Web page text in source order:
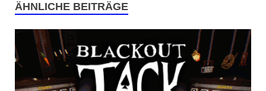
ÄHNLICHE BEITRÄGE